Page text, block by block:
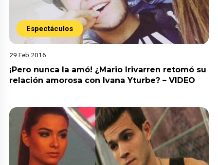
Espectáculos
29 Feb 2016
¡Pero nunca la amó! ¿Mario Irivarren retomó su
relación amorosa con Ivana Yturbe? – VIDEO